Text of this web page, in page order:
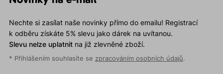
Nechte si zasílat naše novinky přímo do emailu! Registrací
k odběru získáte 5% slevu jako dárek na uvítanou.
Slevu nelze uplatnitna již zlevněné zboží.
* Přihlášením souhlasíte se zpracováním osobních údajů.